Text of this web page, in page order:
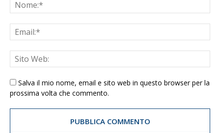
Salva il mio nome, email e sito web in questo browser per la
prossima volta che commento.